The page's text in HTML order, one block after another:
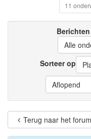
11
Alle
Sorteer op
Aflopend
Terug naar het